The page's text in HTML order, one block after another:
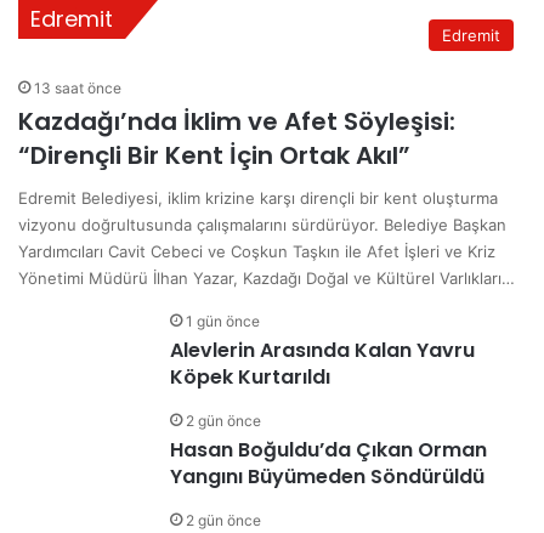
Edremit
Edremit
13 saat önce
Kazdağı’nda İklim ve Afet Söyleşisi:
“Dirençli Bir Kent İçin Ortak Akıl”
Edremit Belediyesi, iklim krizine karşı dirençli bir kent oluşturma
vizyonu doğrultusunda çalışmalarını sürdürüyor. Belediye Başkan
Yardımcıları Cavit Cebeci ve Coşkun Taşkın ile Afet İşleri ve Kriz
Yönetimi Müdürü İlhan Yazar, Kazdağı Doğal ve Kültürel Varlıkları…
1 gün önce
Alevlerin Arasında Kalan Yavru
Köpek Kurtarıldı
2 gün önce
Hasan Boğuldu’da Çıkan Orman
Yangını Büyümeden Söndürüldü
2 gün önce